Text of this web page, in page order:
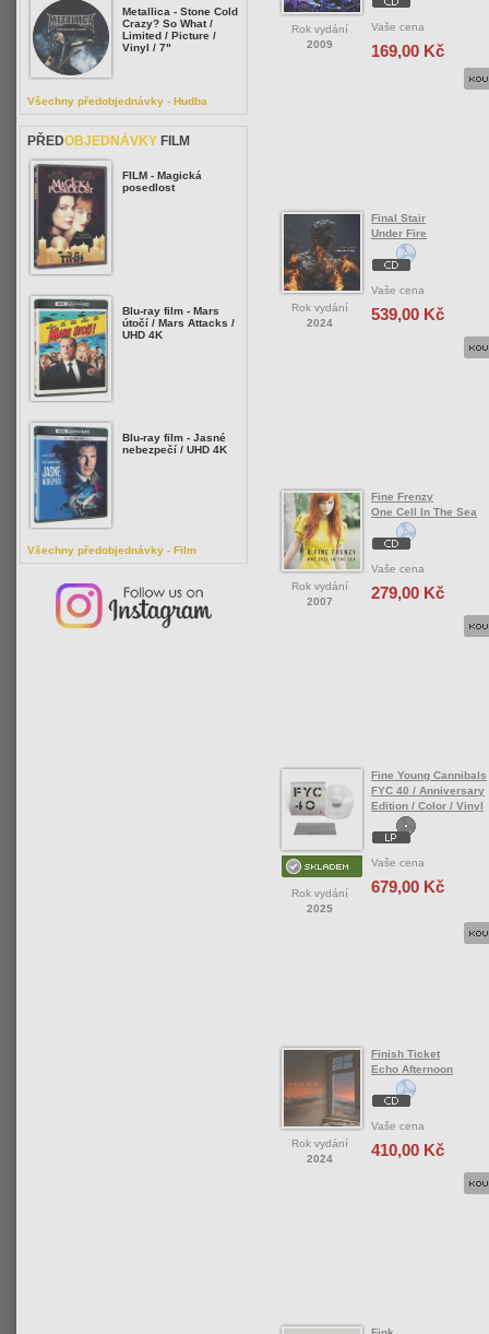
Rok vydání
2009
Vaše cena
169,00 Kč
Rok vydání
2024
Final Stair
Under Fire
Vaše cena
539,00 Kč
Rok vydání
2007
Fine Frenzy
One Cell In The Sea
Vaše cena
279,00 Kč
Rok vydání
2025
Fine Young Cannibals
FYC 40 / Anniversary
Edition / Color / Vinyl
Vaše cena
679,00 Kč
Rok vydání
2024
Finish Ticket
Echo Afternoon
Vaše cena
410,00 Kč
Metallica - Stone Cold
Crazy? So What /
Limited / Picture /
Vinyl / 7"
Všechny předobjednávky - Hudba
PŘEDOBJEDNÁVKY FILM
FILM - Magická
posedlost
Blu-ray film - Mars
útočí / Mars Attacks /
UHD 4K
Blu-ray film - Jasné
nebezpečí / UHD 4K
Všechny předobjednávky - Film